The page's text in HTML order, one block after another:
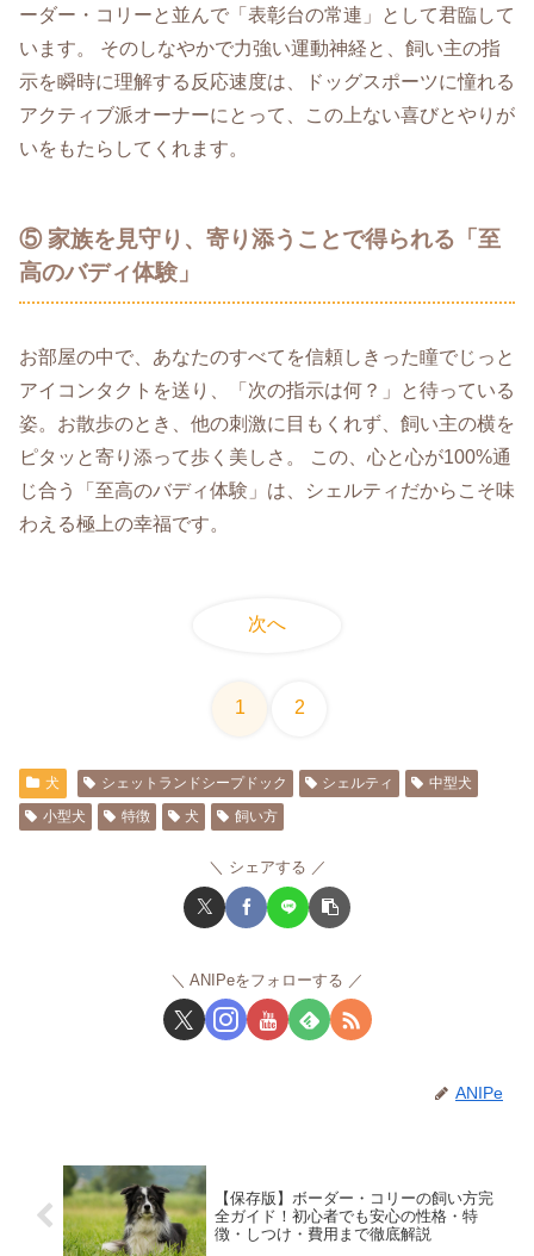
ーダー・コリーと並んで「表彰台の常連」として君臨して
います。 そのしなやかで力強い運動神経と、飼い主の指
示を瞬時に理解する反応速度は、ドッグスポーツに憧れる
アクティブ派オーナーにとって、この上ない喜びとやりが
いをもたらしてくれます。
⑤ 家族を見守り、寄り添うことで得られる「至
高のバディ体験」
お部屋の中で、あなたのすべてを信頼しきった瞳でじっと
アイコンタクトを送り、「次の指示は何？」と待っている
姿。お散歩のとき、他の刺激に目もくれず、飼い主の横を
ピタッと寄り添って歩く美しさ。 この、心と心が100%通
じ合う「至高のバディ体験」は、シェルティだからこそ味
わえる極上の幸福です。
次へ
1 2
犬 シェットランドシープドック シェルティ
中型犬
小型犬
特徴 犬 飼い方
シェアする
ANIPeをフォローする
ANIPe
【保存版】ボーダー・コリーの飼い方完
全ガイド！初心者でも安心の性格・特
徴・しつけ・費用まで徹底解説